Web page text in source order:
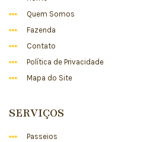
Quem Somos
Fazenda
Contato
Política de Privacidade
Mapa do Site
SERVIÇOS
Passeios